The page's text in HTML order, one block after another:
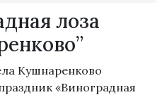
лоза
Кушнаренково
«Виноградная